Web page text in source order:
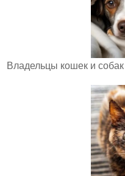
Владельцы кошек и